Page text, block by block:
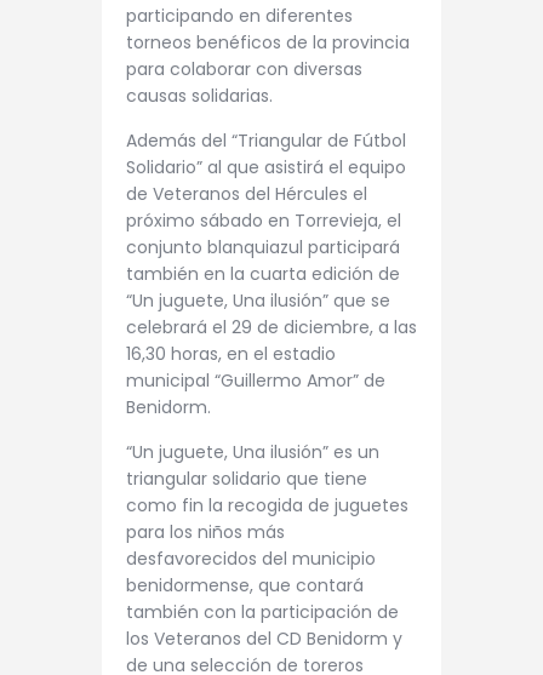
participando en diferentes
torneos benéficos de la provincia
para colaborar con diversas
causas solidarias.
Además del “Triangular de Fútbol
Solidario” al que asistirá el equipo
de Veteranos del Hércules el
próximo sábado en Torrevieja, el
conjunto blanquiazul participará
también en la cuarta edición de
“Un juguete, Una ilusión” que se
celebrará el 29 de diciembre, a las
16,30 horas, en el estadio
municipal “Guillermo Amor” de
Benidorm.
“Un juguete, Una ilusión” es un
triangular solidario que tiene
como fin la recogida de juguetes
para los niños más
desfavorecidos del municipio
benidormense, que contará
también con la participación de
los Veteranos del CD Benidorm y
de una selección de toreros